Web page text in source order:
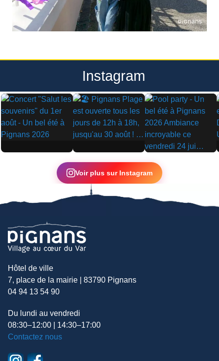
Instagram
▶ ▶
▶
Voir plus sur Instagram
Hôtel de ville
7, place de la mairie | 83790 Pignans
04 94 13 54 90
Du lundi au vendredi
08:30–12:00 | 14:30–17:00
Contactez nous